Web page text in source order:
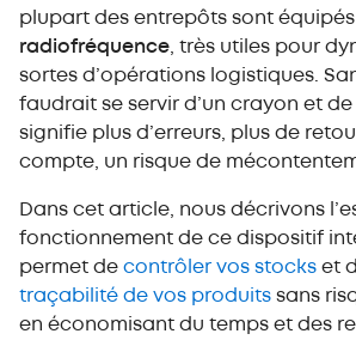
plupart des entrepôts sont
radiofréquence , très utiles pour
sortes d’opérations logistiques.
faudrait se servir d’un crayon et
signifie plus d’erreurs, plus de
compte, un risque de
Dans cet article, nous décrivons
fonctionnement de ce dispositif
permet de contrôler vos stocks et
traçabilité de vos produits sans
en économisant du temps et des